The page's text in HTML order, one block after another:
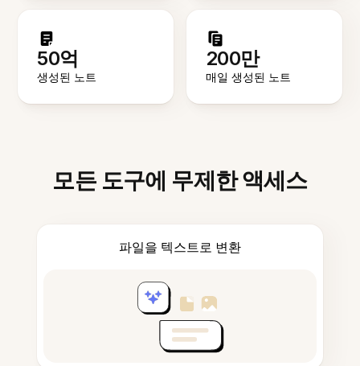
50억
생성된 노트
200만
매일 생성된 노트
모든 도구에 무제한 액세스
파일을 텍스트로 변환